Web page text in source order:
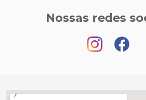
Nossas redes